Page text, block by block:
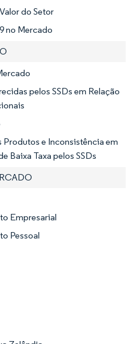
do Setor
no Mercado
pelos SSDs em Relação
Produtos e Inconsistência em
Baixa Taxa pelos SSDs
Empresarial
Pessoal